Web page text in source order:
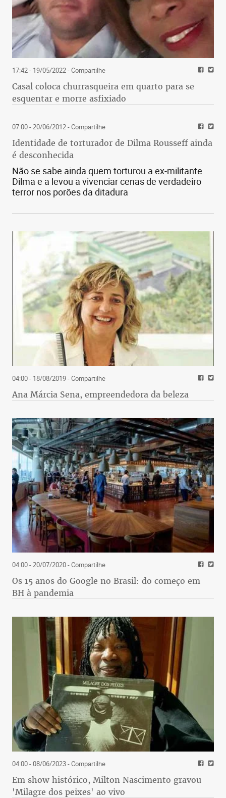
17:42 - 19/05/2022- Compartilhe
Casal coloca churrasqueira em quarto para se
esquentar e morre asfixiado
07:00 - 20/06/2012- Compartilhe
Identidade de torturador de Dilma Rousseff ainda
é desconhecida
Não se sabe ainda quem torturou a ex-militante
Dilma e a levou a vivenciar cenas de verdadeiro
terror nos porões da ditadura
04:00 - 18/08/2019- Compartilhe
Ana Márcia Sena, empreendedora da beleza
04:00 - 20/07/2020- Compartilhe
Os 15 anos do Google no Brasil: do começo em
BH à pandemia
04:00 - 08/06/2023- Compartilhe
Em show histórico, Milton Nascimento gravou
'Milagre dos peixes' ao vivo